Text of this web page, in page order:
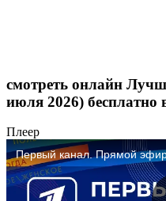
смотреть онлайн
июля 2026) бесплатно
Плеер